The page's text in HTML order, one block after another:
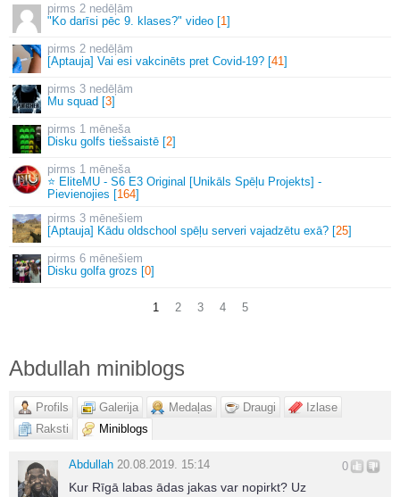
2 nedēļām
"Ko darīsi pēc 9. klases?" video [1]
2 nedēļām
[Aptauja] Vai esi vakcinēts pret Covid-19? [41]
3 nedēļām
Mu squad [3]
1 mēneša
Disku golfs tiešsaistē [2]
1 mēneša
⭐ EliteMU - S6 E3 Original [Unikāls Spēļu Projekts] -
Pievienojies [164]
3 mēnešiem
[Aptauja] Kādu oldschool spēļu serveri vajadzētu exā? [25]
6 mēnešiem
Disku golfa grozs [0]
1 2 3 4 5
Abdullah miniblogs
Profils Galerija Medaļas Draugi
Izlase
Raksti
Miniblogs
0
Abdullah 20.08.2019. 15:14
Kur Rīgā labas ādas jakas var nopirkt? Uz